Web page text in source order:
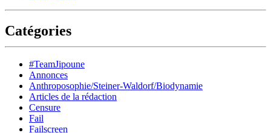
Catégories
#TeamJipoune
Annonces
Anthroposophie/Steiner-Waldorf/Biodynamie
Articles de la rédaction
Censure
Fail
Failscreen